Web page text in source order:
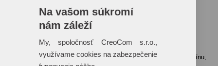
Ako dlho bude trvať celková produkcia?
Celková produkcia bude realizovaná podľa konkrétneho termínu,
Na vašom súkromí
nám záleží
My, spoločnosť CreoCom s.r.o.,
využívame cookies na zabezpečenie